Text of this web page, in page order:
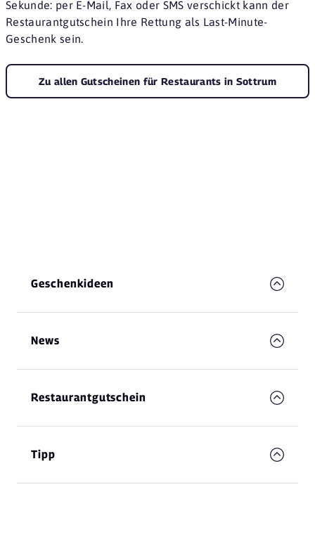
Sekunde: per E-Mail, Fax oder SMS verschickt kann der
Restaurantgutschein Ihre Rettung als Last-Minute-
Geschenk sein.
Zu allen Gutscheinen für Restaurants in Sottrum
Geschenkideen
News
Restaurantgutschein
Tipp